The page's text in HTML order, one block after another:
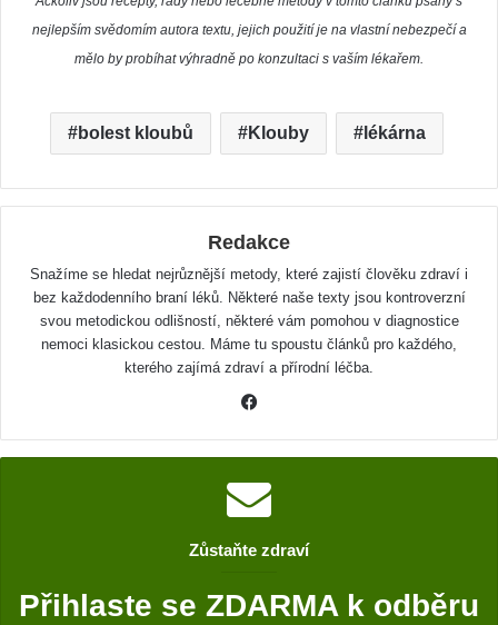
nejlepším svědomím autora textu, jejich použití je na vlastní nebezpečí a
mělo by probíhat výhradně po konzultaci s vaším lékařem.
bolest kloubů Klouby lékárna
Redakce
Snažíme se hledat nejrůznější metody, které zajistí člověku zdraví i
bez každodenního braní léků. Některé naše texty jsou kontroverzní
svou metodickou odlišností, některé vám pomohou v diagnostice
nemoci klasickou cestou. Máme tu spoustu článků pro každého,
kterého zajímá zdraví a přírodní léčba.
c
e
b
Zůstaňte zdraví
Přihlaste se ZDARMA k odběru